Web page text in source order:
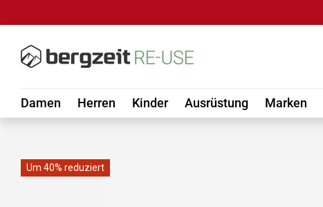
Damen Herren Kinder Ausrüstung Marken
Um 40% reduziert